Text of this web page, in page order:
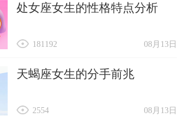
处女座女生的性格特点分析
08月13日
181192
天蝎座女生的分手前兆
08月13日
2554